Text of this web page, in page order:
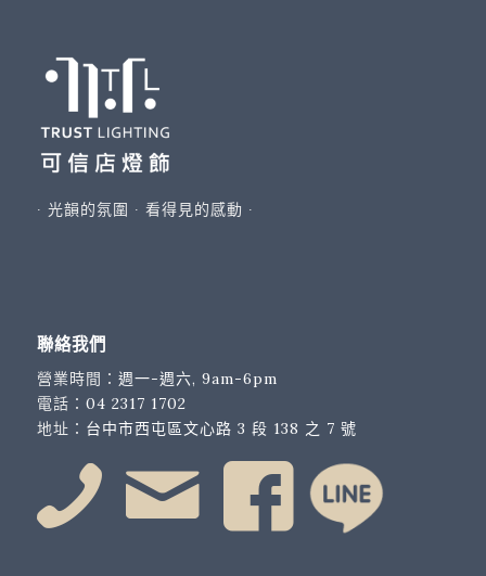
∙ 光韻的氛圍 ∙ 看得見的感動 ∙
聯絡我們
營業時間： 週一-週六, 9am-6pm
電話： 04 2317 1702
地址： 台中市西屯區文心路 3 段 138 之 7 號